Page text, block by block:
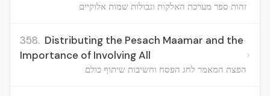
זהות ספר מערכת האלקות וגבולות שמות אלוקיים
358. Distributing the Pesach Maamar and the
Importance of Involving All
הפצת המאמר לחג הפסח וחשיבות שיתוף כולם
›